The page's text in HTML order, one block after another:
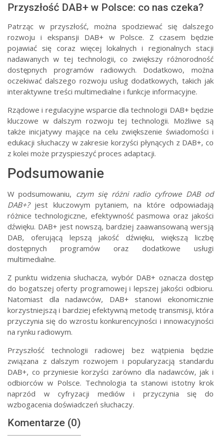
Przyszłość DAB+ w Polsce: co nas czeka?
Patrząc w przyszłość, można spodziewać się dalszego
rozwoju i ekspansji DAB+ w Polsce. Z czasem będzie
pojawiać się coraz więcej lokalnych i regionalnych stacji
nadawanych w tej technologii, co zwiększy różnorodność
dostępnych programów radiowych. Dodatkowo, można
oczekiwać dalszego rozwoju usług dodatkowych, takich jak
interaktywne treści multimedialne i funkcje informacyjne.
Rządowe i regulacyjne wsparcie dla technologii DAB+ będzie
kluczowe w dalszym rozwoju tej technologii. Możliwe są
także inicjatywy mające na celu zwiększenie świadomości i
edukacji słuchaczy w zakresie korzyści płynących z DAB+, co
z kolei może przyspieszyć proces adaptacji.
Podsumowanie
W podsumowaniu, czym się różni radio cyfrowe DAB od
DAB+?jest kluczowym pytaniem, na które odpowiadają
różnice technologiczne, efektywność pasmowa oraz jakości
dźwięku. DAB+ jest nowszą, bardziej zaawansowaną wersją
DAB, oferującą lepszą jakość dźwięku, większą liczbę
dostępnych programów oraz dodatkowe usługi
multimedialne.
Z punktu widzenia słuchacza, wybór DAB+ oznacza dostęp
do bogatszej oferty programowej i lepszej jakości odbioru.
Natomiast dla nadawców, DAB+ stanowi ekonomicznie
korzystniejszą i bardziej efektywną metodę transmisji, która
przyczynia się do wzrostu konkurencyjności i innowacyjności
na rynku radiowym.
Przyszłość technologii radiowej bez wątpienia będzie
związana z dalszym rozwojem i popularyzacją standardu
DAB+, co przyniesie korzyści zarówno dla nadawców, jak i
odbiorców w Polsce. Technologia ta stanowi istotny krok
naprzód w cyfryzacji mediów i przyczynia się do
wzbogacenia doświadczeń słuchaczy.
Komentarze (0)